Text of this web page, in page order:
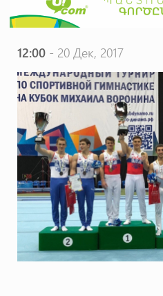
12:00- 20 Дек, 2017